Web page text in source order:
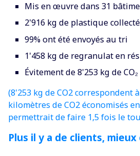
Mis en œuvre dans 31
2'916 kg de plastique collecté
99% ont été envoyés au tri
1'458 kg de regranulat en
Évitement de 8'253 kg de CO₂
(8'253 kg de CO2 correspondent
kilomètres de CO2 économisés
permettrait de faire 1,5 fois le
Plus il y a de clients, mieux